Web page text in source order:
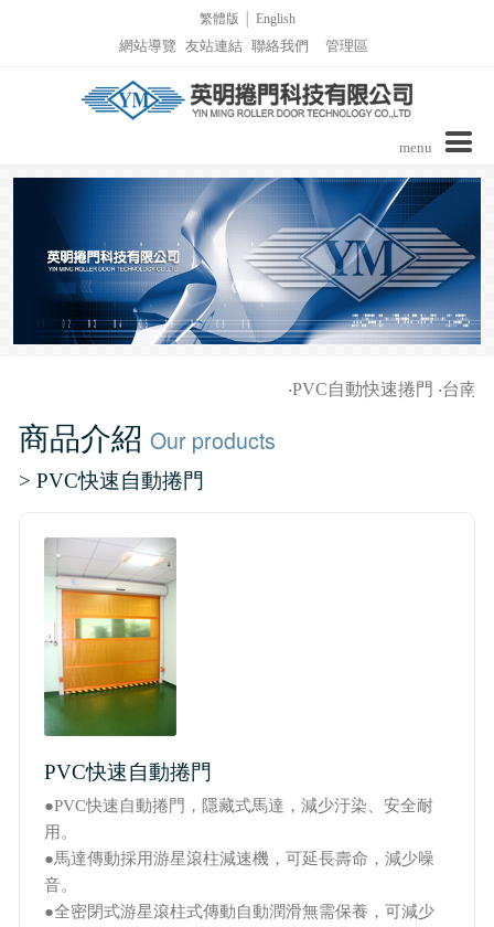
繁體版
English
網站導覽
友站連結 聯絡我們 管理區
menu
公司介紹
商品介紹
實績介紹
實績介紹-PVC自動捲門
實績介紹-柵欄機列表
實績介紹-滑升門列表
實績介紹-扇型門自動開門機
詢價表單
最新消息
PVC自動快速捲門‧ 台南
商品介紹 Our products
> PVC快速自動捲門
PVC快速自動捲門
●PVC快速自動捲門，隱藏式馬達，減少汙染、安全耐
用。
●馬達傳動採用游星滾柱減速機，可延長壽命，減少噪
音。
●全密閉式游星滾柱式傳動自動潤滑無需保養，可減少